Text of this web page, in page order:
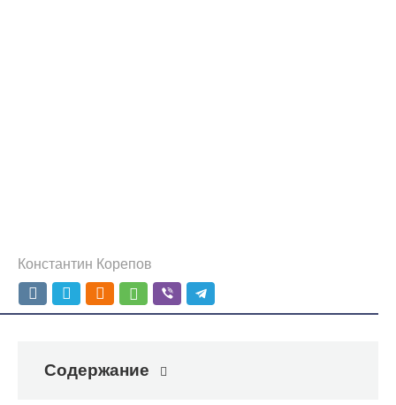
Константин Корепов
Содержание